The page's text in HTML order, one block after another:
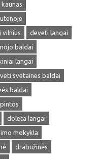
vilnius
deveti langai
baldai
langai
svetaines baldai
baldai
doleta langai
mokykla
drabužinės